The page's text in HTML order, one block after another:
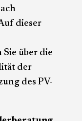
dieser
über die
der
des PV-